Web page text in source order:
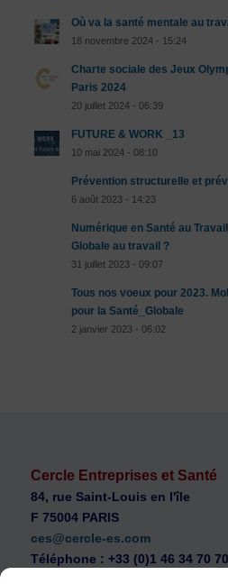
Où va la santé mentale au
18 novembre 2024 - 15:24
Charte sociale des Jeux
Paris 2024
20 juillet 2024 - 06:39
FUTURE & WORK _13
10 mai 2024 - 08:10
Prévention structurelle et
6 août 2023 - 14:23
Numérique en Santé au
Globale au travail ?
31 juillet 2023 - 09:07
Tous nos voeux pour 2023.
pour la Santé_Globale
2 janvier 2023 - 06:02
Cercle Entreprises et Santé
84, rue Saint-Louis en l'île
F 75004 PARIS
ces@cercle-es.com
Téléphone : +33 (0)1 46 34 70 70